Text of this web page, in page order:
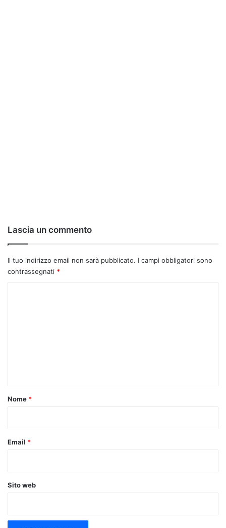
Lascia un commento
Il tuo indirizzo email non sarà pubblicato. I campi obbligatori sono
contrassegnati *
o
Nome *
Email *
Sito web